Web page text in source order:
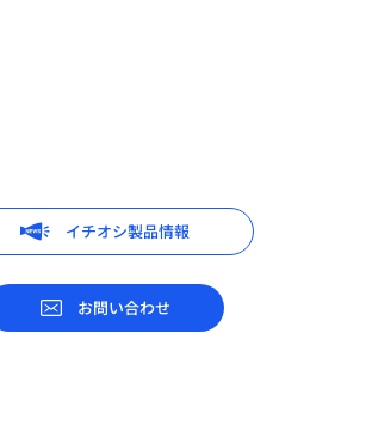
イチオシ製品情報
お問い合わせ